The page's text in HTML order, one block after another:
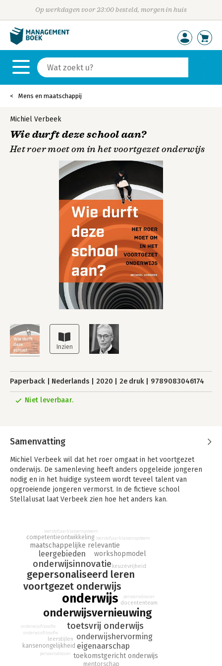
Op werkdagen voor 23:00 besteld, morgen in huis
Mens en maatschappij
Michiel Verbeek
Wie durft deze school aan?
Het roer moet om in het voortgezet onderwijs
Paperback Nederlands 2020 2e druk 9789083046174
Niet leverbaar.
Samenvatting
Michiel Verbeek wil dat het roer omgaat in het voortgezet
onderwijs. De samenleving heeft anders opgeleide jongeren
nodig en in het huidige systeem wordt teveel talent van
opgroeiende jongeren vermorst. In de fictieve school
Stellalusat laat Verbeek zien hoe het anders kan.
1. De samenleving vraagt om anders opgeleide jongeren.
2. Het huidige systeem is niet effectief en niet efficiënt.
3. De kansenongelijkheid neemt toe. Door groeiende
inkomens- en vermogensverschillen en de sterke
technologische ontwikkelingen dreigt een steeds grotere
groep jongeren verstoken te blijven van een stimulerende en
inspirerende context.
4. Het werkplezier van docenten neemt af. Het huidige systeem
heeft de invloed van docenten op het ontwikkelproces van
opgroeiende jongeren teveel beperkt.
Het onderwijs kampt met een paar hardnekkige problemen,
zoals het lerarentekort, gebrek aan motivatie bij leerlingen,
het keurslijf van cijfers en toetsen, te vroege keuzes, het
onderwijs
onderwijsvernieuwing
voortgezet onderwijs
gepersonaliseerd leren
toetsvrij onderwijs
onderwijsinnovatie
onderwijshervorming
eigenaarschap
leergebieden
maatschappelijke relevantie
workshopmodel
toekomstgericht onderwijs
mentorschap
competentieontwikkeling
kansenongelijkheid
leerstijlen
keuzevrijheid
docententeam
onderwijsfilosofie
leerstofjaarklassensysteem
persoonsdossier
onderwijsfilosofie
leerstofjaarklassensysteem
persoonsdossier